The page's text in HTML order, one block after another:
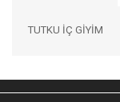
TUTKU İÇ GİYİM
Bu ürünün fiyat
konularda